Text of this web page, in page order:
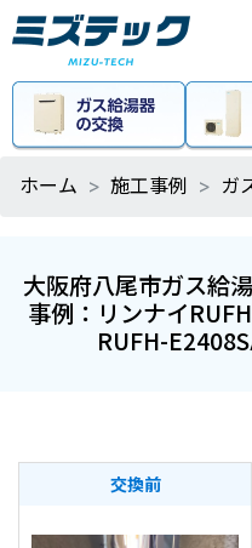
ホーム 施工事例 ガ
大阪府八尾市ガス給
事例：リンナイ
RUFH-
交換前